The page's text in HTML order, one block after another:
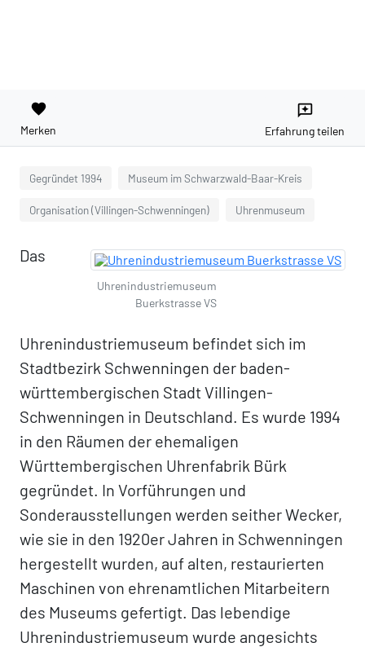
favorite
Merken
reviews
Erfahrung teilen
Gegründet 1994 Museum im Schwarzwald-Baar-Kreis
Organisation (Villingen-Schwenningen) Uhrenmuseum
Uhrenindustriemuseum
Buerkstrasse VS
Das
Uhrenindustriemuseum befindet sich im
Stadtbezirk Schwenningen der baden-
württembergischen Stadt Villingen-
Schwenningen in Deutschland. Es wurde 1994
in den Räumen der ehemaligen
Württembergischen Uhrenfabrik Bürk
gegründet. In Vorführungen und
Sonderausstellungen werden seither Wecker,
wie sie in den 1920er Jahren in Schwenningen
hergestellt wurden, auf alten, restaurierten
Maschinen von ehrenamtlichen Mitarbeitern
des Museums gefertigt. Das lebendige
Uhrenindustriemuseum wurde angesichts